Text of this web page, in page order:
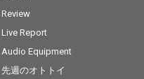
Review
Live Report
Audio Equipment
先週のオトトイ